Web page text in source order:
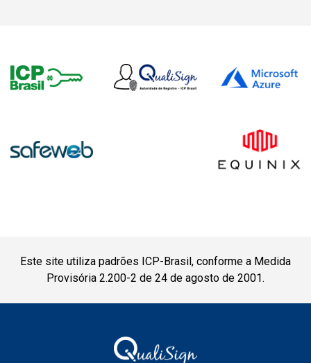
Este site utiliza padrões ICP-Brasil, conforme a Medida
Provisória 2.200-2 de 24 de agosto de 2001.